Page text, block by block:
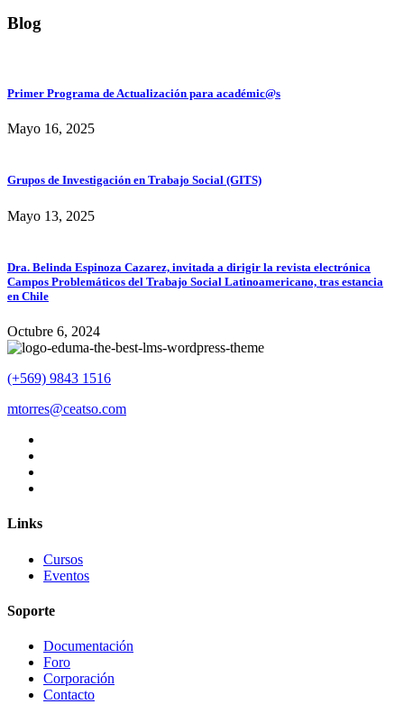
Blog
Primer Programa de Actualización para académic@s
Mayo 16, 2025
Grupos de Investigación en Trabajo Social (GITS)
Mayo 13, 2025
Dra. Belinda Espinoza Cazarez, invitada a dirigir la revista electrónica
Campos Problemáticos del Trabajo Social Latinoamericano, tras estancia
en Chile
Octubre 6, 2024
(+569) 9843 1516
mtorres@ceatso.com
Links
Cursos
Eventos
Soporte
Documentación
Foro
Corporación
Contacto